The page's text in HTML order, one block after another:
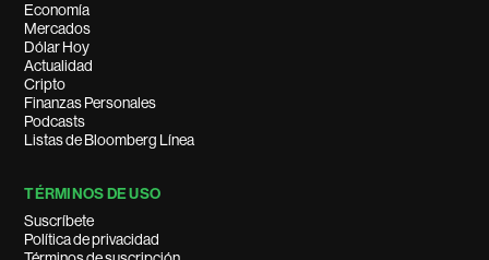
Economía
Mercados
Dólar Hoy
Actualidad
Cripto
Finanzas Personales
Podcasts
Listas de Bloomberg Línea
TÉRMINOS DE USO
Suscríbete
Política de privacidad